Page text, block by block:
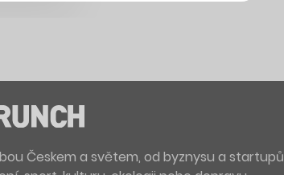
Českem a světem, od byznysu a